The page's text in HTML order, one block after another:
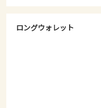
ロングウォレット